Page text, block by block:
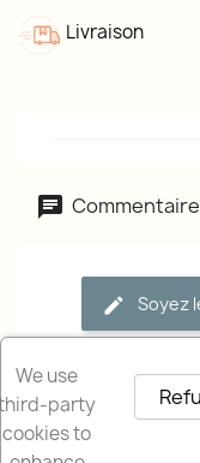
Livraison
Soyez
We use
party
cookies to